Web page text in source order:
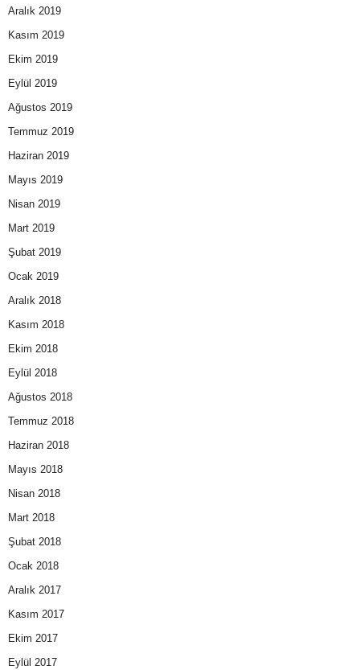
Aralık 2019
Kasım 2019
Ekim 2019
Eylül 2019
Ağustos 2019
Temmuz 2019
Haziran 2019
Mayıs 2019
Nisan 2019
Mart 2019
Şubat 2019
Ocak 2019
Aralık 2018
Kasım 2018
Ekim 2018
Eylül 2018
Ağustos 2018
Temmuz 2018
Haziran 2018
Mayıs 2018
Nisan 2018
Mart 2018
Şubat 2018
Ocak 2018
Aralık 2017
Kasım 2017
Ekim 2017
Eylül 2017